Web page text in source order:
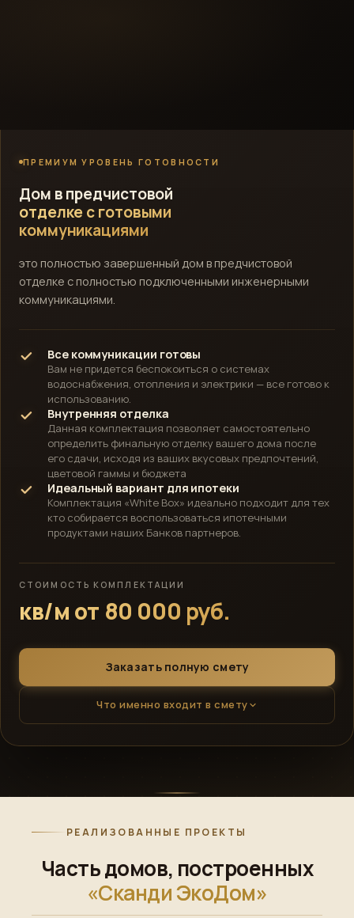
ПРЕМИУМ УРОВЕНЬ ГОТОВНОСТИ
Дом в предчистовой
отделке с готовыми
коммуникациями
это полностью завершенный дом в предчистовой
отделке с полностью подключенными инженерными
коммуникациями.
Все коммуникации готовы
Вам не придется беспокоиться о системах
водоснабжения, отопления и электрики — все готово к
использованию.
Внутренняя отделка
Данная комплектация позволяет самостоятельно
определить финальную отделку вашего дома после
его сдачи, исходя из ваших вкусовых предпочтений,
цветовой гаммы и бюджета
Идеальный вариант для ипотеки
Комплектация «White Box» идеально подходит для тех
кто собирается воспользоваться ипотечными
продуктами наших Банков партнеров.
СТОИМОСТЬ КОМПЛЕКТАЦИИ
кв/м от 80 000 руб.
Заказать полную смету
Что именно входит в смету
РЕАЛИЗОВАННЫЕ ПРОЕКТЫ
Часть домов, построенных
«Сканди ЭкоДом»